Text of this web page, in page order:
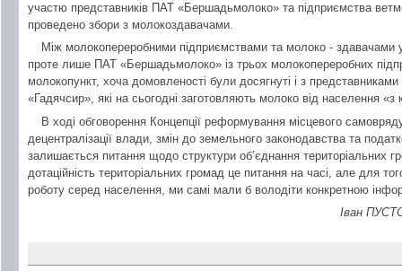
участю представників ПАТ «Бершадьмолоко» та підприємства
проведено збори з молокоздавачами.
Між молокопереробними підприємствами та молоко - здавачами
проте лише ПАТ «Бершадьмолоко» із трьох молокопереробних
молокопункт, хоча домовленості були досягнуті і з
«Гадячсир», які на сьогодні заготовляють молоко від населення «з
В ході обговорення Концепції реформування місцевого
децентралізації влади, змін до земельного законодавства та
залишається питання щодо структури об’єднання територіальних
дотаційність територіальних громад це питання на часі, але для
роботу серед населення, ми самі мали б володіти конкретною
Іван